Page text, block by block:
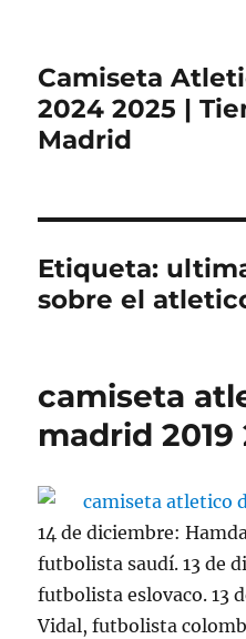
Camiseta
2024 2025 |
Madrid
Etiqueta:
sobre el
camiseta
madrid 2019
14 de diciembre:
futbolista saudí. 13 de
futbolista eslovaco. 13
Vidal, futbolista